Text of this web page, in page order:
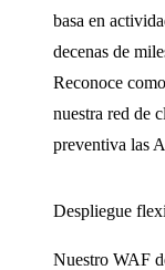
basa en
decenas de
Reconoce
nuestra red de
preventiva las
Despliegue
Nuestro WAF